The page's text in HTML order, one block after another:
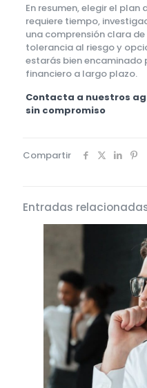
En resumen, elegir el plan
requiere tiempo,
una comprensión clara
tolerancia al riesgo y
estarás bien encaminado
financiero a largo plazo.
Contacta a nuestros
sin compromiso
Compartir
Entradas